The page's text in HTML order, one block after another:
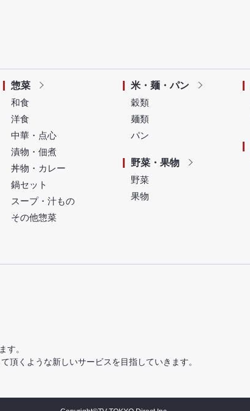
惣菜
和食
洋食
中華・点心
漬物・佃煮
丼物・カレー
鍋セット
スープ・汁もの
その他惣菜
米・麺・パン
穀類
麺類
パン
野菜・果物
野菜
果物
す。
頂くような新しいサービスを目指していきます。